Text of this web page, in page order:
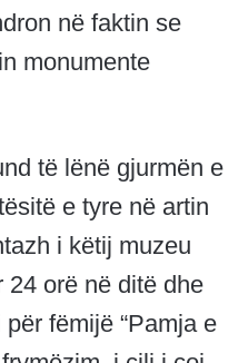
në faktin se
monumente
të lënë gjurmën e
e tyre në artin
i këtij muzeu
24 orë në ditë dhe
për fëmijë “Pamja e